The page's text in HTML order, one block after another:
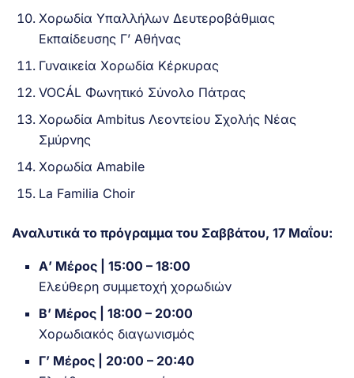
Χορωδία Υπαλλήλων Δευτεροβάθμιας
Εκπαίδευσης Γ’ Αθήνας
Γυναικεία Χορωδία Κέρκυρας
VOCÁL Φωνητικό Σύνολο Πάτρας
Χορωδία Ambitus Λεοντείου Σχολής Νέας
Σμύρνης
Χορωδία Amabile
La Familia Choir
Αναλυτικά το πρόγραμμα του Σαββάτου, 17 Μαΐου:
Α’ Μέρος | 15:00 – 18:00
Ελεύθερη συμμετοχή χορωδιών
Β’ Μέρος | 18:00 – 20:00
Χορωδιακός διαγωνισμός
Γ’ Μέρος | 20:00 – 20:40